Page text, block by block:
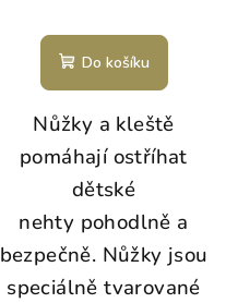
Do košíku
Nůžky a kleště
pomáhají ostříhat
dětské
nehty pohodlně a
bezpečně. Nůžky jsou
speciálně tvarované